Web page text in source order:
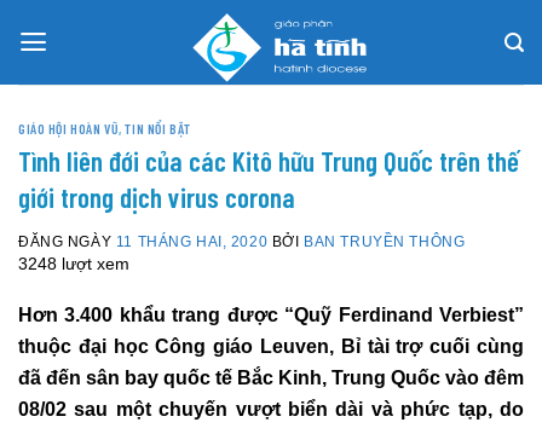
GIÁO HỘI HOÀN VŨ,TIN NỔI BẬT
Tình liên đới của các Kitô hữu Trung Quốc trên thế
giới trong dịch virus corona
ĐĂNG NGÀY 11 THÁNG HAI, 2020 BỞI BAN TRUYỀN THÔNG
3248 lượt xem
Hơn 3.400 khẩu trang được “Quỹ Ferdinand Verbiest”
thuộc đại học Công giáo Leuven, Bỉ tài trợ cuối cùng
đã đến sân bay quốc tế Bắc Kinh, Trung Quốc vào đêm
08/02 sau một chuyến vượt biển dài và phức tạp, do